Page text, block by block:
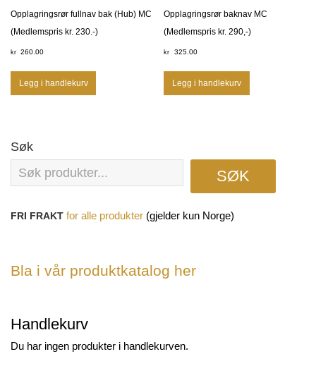
Opplagringsrør fullnav bak (Hub) MC
(Medlemspris kr. 230.-)
kr 260.00
Legg i handlekurv
Opplagringsrør baknav MC
(Medlemspris kr. 290,-)
kr 325.00
Legg i handlekurv
Søk
SØK
FRI FRAKT for alle produkter (gjelder kun Norge)
Bla i vår produktkatalog her
Handlekurv
Du har ingen produkter i handlekurven.